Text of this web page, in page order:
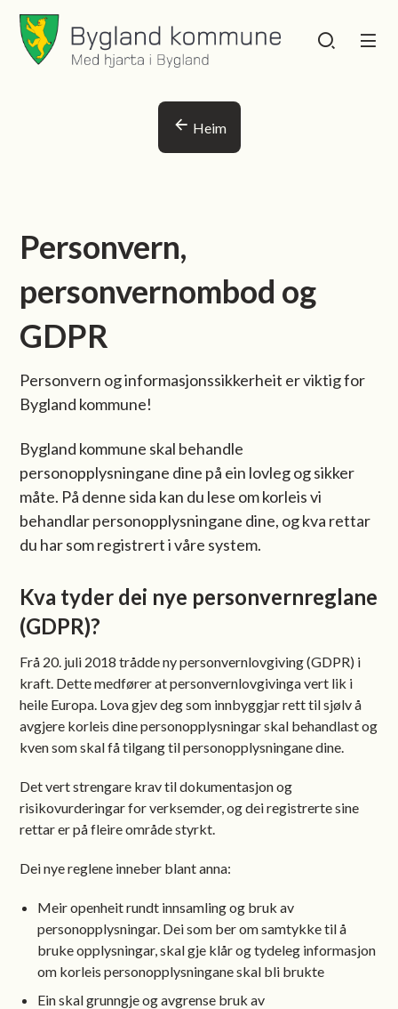
Bygland kommune
Heim
Personvern,
personvernombod og
GDPR
Personvern og informasjonssikkerheit er viktig for
Bygland kommune!
Bygland kommune skal behandle
personopplysningane dine på ein lovleg og sikker
måte. På denne sida kan du lese om korleis vi
behandlar personopplysningane dine, og kva rettar
du har som registrert i våre system.
Kva tyder dei nye personvernreglane
(GDPR)?
Frå 20. juli 2018 trådde ny personvernlovgiving (GDPR) i
kraft. Dette medfører at personvernlovgivinga vert lik i
heile Europa. Lova gjev deg som innbyggjar rett til sjølv å
avgjere korleis dine personopplysningar skal behandlast og
kven som skal få tilgang til personopplysningane dine.
Det vert strengare krav til dokumentasjon og
risikovurderingar for verksemder, og dei registrerte sine
rettar er på fleire område styrkt.
Dei nye reglene inneber blant anna:
Meir openheit rundt innsamling og bruk av
personopplysningar. Dei som ber om samtykke til å
bruke opplysningar, skal gje klår og tydeleg informasjon
om korleis personopplysningane skal bli brukte
Ein skal grunngje og avgrense bruk av